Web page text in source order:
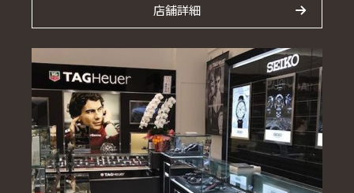
店舗詳細